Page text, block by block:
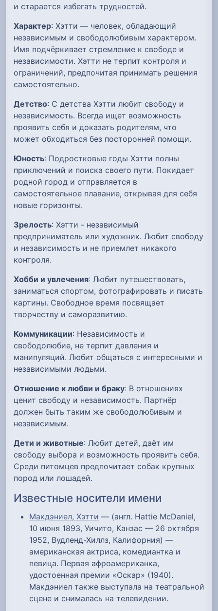
и старается избегать трудностей.
Характер: Хэтти — человек, обладающий
независимым и свободолюбивым характером.
Имя подчёркивает стремление к свободе и
независимости. Хэтти не терпит контроля и
ограничений, предпочитая принимать решения
самостоятельно.
Детство: С детства Хэтти любит свободу и
независимость. Всегда ищет возможность
проявить себя и доказать родителям, что
может обходиться без посторонней помощи.
Юность: Подростковые годы Хэтти полны
приключений и поиска своего пути. Покидает
родной город и отправляется в
самостоятельное плавание, открывая для себя
новые горизонты.
Зрелость: Хэтти - независимый
предприниматель или художник. Любит свободу
и независимость и не приемлет никакого
контроля.
Хобби и увлечения: Любит путешествовать,
заниматься спортом, фотографировать и писать
картины. Свободное время посвящает
творчеству и саморазвитию.
Коммуникации: Независимость и
свободолюбие, не терпит давления и
манипуляций. Любит общаться с интересными и
независимыми людьми.
Отношение к любви и браку: В отношениях
ценит свободу и независимость. Партнёр
должен быть таким же свободолюбивым и
независимым.
Дети и животные: Любит детей, даёт им
свободу выбора и возможность проявить себя.
Среди питомцев предпочитает собак крупных
пород или лошадей.
Известные носители имени
Макдэниел, Хэтти — (англ. Hattie McDaniel,
10 июня 1893, Уичито, Канзас — 26 октября
1952, Вудленд-Хиллз, Калифорния) —
американская актриса, комедиантка и
певица. Первая афроамериканка,
удостоенная премии «Оскар» (1940).
Макдэниел также выступала на театральной
сцене и снималась на телевидении.